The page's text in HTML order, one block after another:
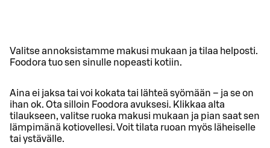
Valitse annoksistamme makusi mukaan ja tilaa helposti.
Foodora tuo sen sinulle nopeasti kotiin.
Aina ei jaksa tai voi kokata tai lähteä syömään – ja se on
ihan ok. Ota silloin Foodora avuksesi. Klikkaa alta
tilaukseen, valitse ruoka makusi mukaan ja pian saat sen
lämpimänä kotiovellesi. Voit tilata ruoan myös läheiselle
tai ystävälle.